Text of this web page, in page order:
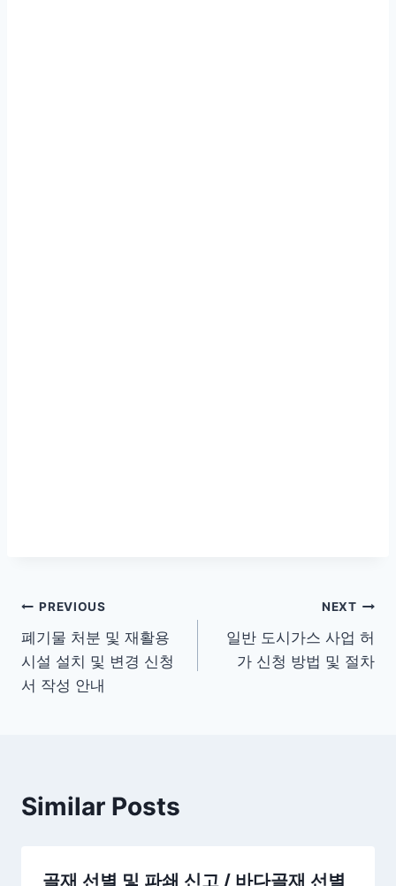
글
탐
색
PREVIOUS
폐기물 처분 및 재활용
시설 설치 및 변경 신청
서 작성 안내
NEXT
일반 도시가스 사업 허
가 신청 방법 및 절차
Similar Posts
골재 선별 및 파쇄 신고 / 바다골재 선별